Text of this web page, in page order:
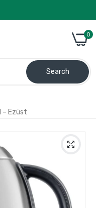
0
Search
Gép – Friss
rozsdamentes
– Ezüst